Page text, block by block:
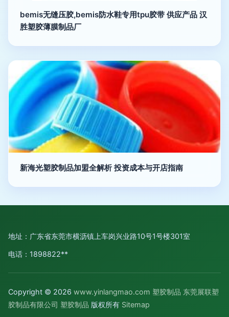
bemis无缝压胶,bemis防水鞋专用tpu胶带 供应产品 汉
胜塑胶薄膜制品厂
新海光塑胶制品加盟全解析 投资成本与开店指南
地址：广东省东莞市横沥镇上车岗兴业路10号1号楼301室
电话：1898822**
Copyright © 2026 www.yinlangmao.com 塑胶制品 东莞展联塑
胶制品有限公司 塑胶制品 版权所有 Sitemap